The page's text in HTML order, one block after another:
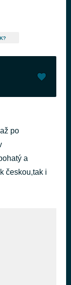
po
a
českou,tak i